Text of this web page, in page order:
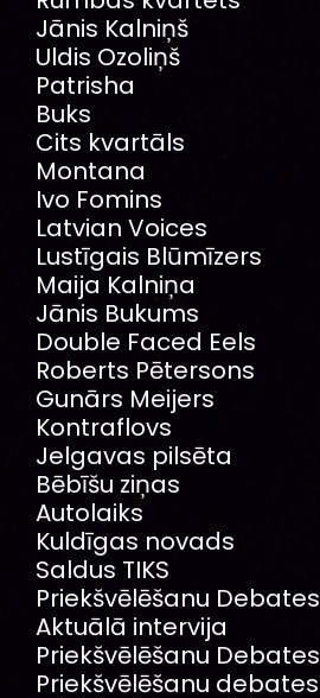
Jānis Kalniņš
Uldis Ozoliņš
Patrisha
Buks
Cits kvartāls
Montana
Ivo Fomins
Latvian Voices
Lustīgais Blūmīzers
Maija Kalniņa
Jānis Bukums
Double Faced Eels
Roberts Pētersons
Gunārs Meijers
Kontraflovs
Jelgavas pilsēta
Bēbīšu ziņas
Autolaiks
Kuldīgas novads
Saldus TIKS
Priekšvēlēšanu Debates
Aktuālā intervija
Priekšvēlēšanu Debates
Priekšvēlēšanu debates